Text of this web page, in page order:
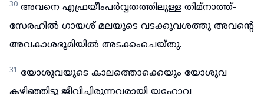
30 അവനെ എഫ്രയീംപർവ്വതത്തിലുള്ള തിമ്നാത്ത്-
സേരഹിൽ ഗായശ് മലയുടെ വടക്കുവശത്തു അവന്റെ
അവകാശഭൂമിയിൽ അടക്കംചെയ്തു.
31 യോശുവയുടെ കാലത്തൊക്കെയും യോശുവ
കഴിഞ്ഞിട്ടു ജീവിച്ചിരുന്നവരായി യഹോവ